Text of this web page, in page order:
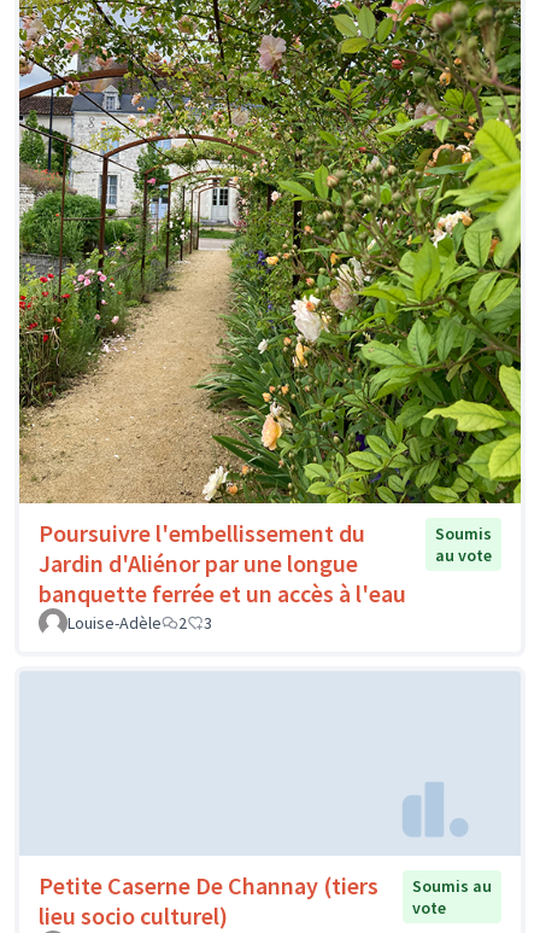
Poursuivre l'embellissement du
Jardin d'Aliénor par une longue
banquette ferrée et un accès à l'eau
Soumis
au vote
Louise-Adèle 2 3
Petite Caserne De Channay (tiers
lieu socio culturel)
Soumis au
vote